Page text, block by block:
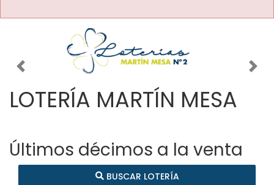
Imagen anterior
LOTERÍA MARTÍN MESA
Últimos décimos a la venta
BUSCAR LOTERÍA